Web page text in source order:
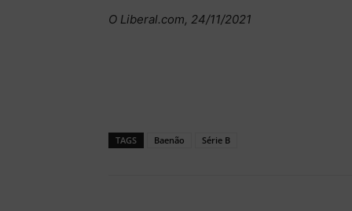
O Liberal.com, 24/11/2021
TAGS Baenão Série B